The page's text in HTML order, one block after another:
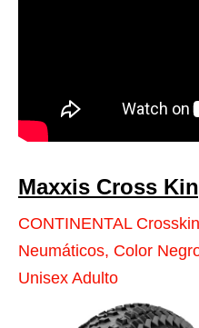
Maxxis Cross
CONTINENTAL
Neumáticos, Color
Unisex Adulto